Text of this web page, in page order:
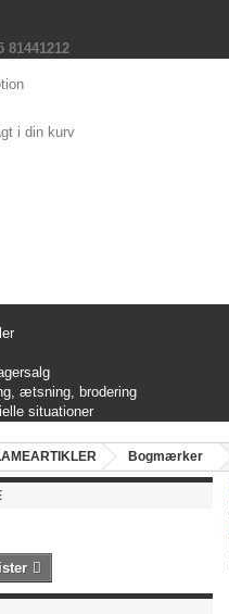
81441212
i din kurv
ætsning, brodering
situationer
Bogmærker